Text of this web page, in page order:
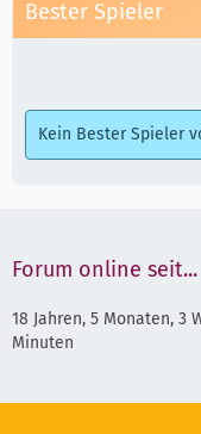
Bester Spieler
Kein Bester Spieler
Forum online seit...
18 Jahren, 5 Monaten, 3
Minuten